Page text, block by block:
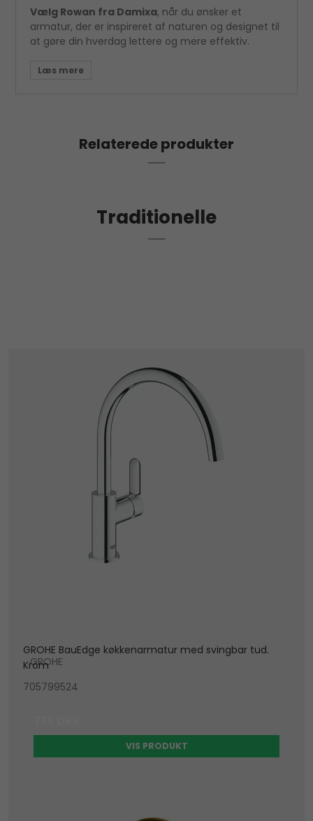
Vælg Rowan fra Damixa, når du ønsker et
armatur, der er inspireret af naturen og designet til
at gøre din hverdag lettere og mere effektiv.
Relaterede produkter
Traditionelle
GROHE BauEdge køkkenarmatur med svingbar tud.
Krom
GROHE
705799524
VIS PRODUKT